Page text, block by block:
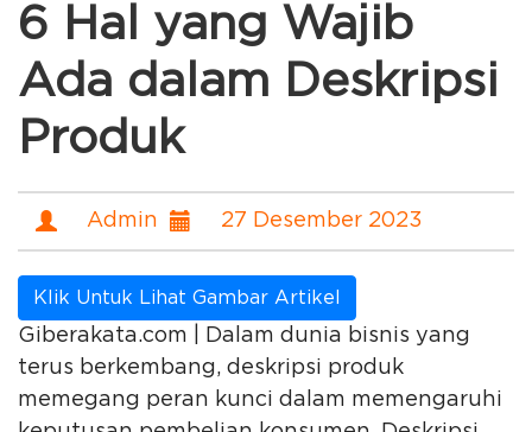
6 Hal yang Wajib
Ada dalam Deskripsi
Produk
Admin 27 Desember 2023
Klik Untuk Lihat Gambar Artikel
Giberakata.com | Dalam dunia bisnis yang
terus berkembang, deskripsi produk
memegang peran kunci dalam memengaruhi